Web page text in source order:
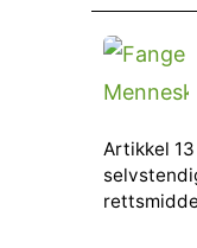
Artikkel